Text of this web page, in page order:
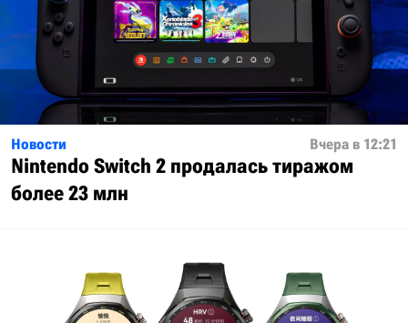
Новости Вчера в 12:21
Nintendo Switch 2 продалась тиражом
более 23 млн